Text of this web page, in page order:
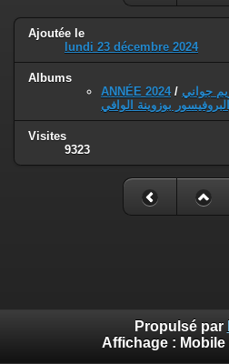
Ajoutée le
lundi 23 décembre 2024
Albums
ANNÉE 2024/ جواني
بوزوينة الوافي
Visites
9323
Propulsé par
Affichage : Mobile